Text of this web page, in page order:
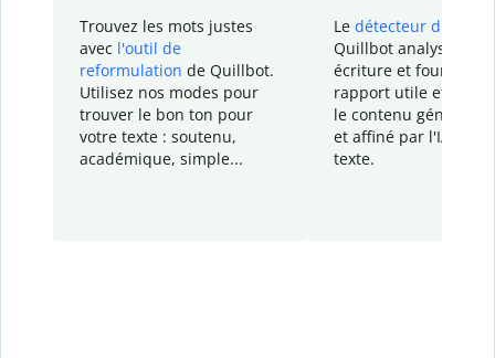
Trouvez les mots justes
avec l'outil de
reformulation de Quillbot.
Utilisez nos modes pour
trouver le bon ton pour
votre texte : soutenu,
académique, simple...
Le détecteur d'IA
Quillbot analyse votre
écriture et fournit un
rapport utile et
le contenu généré
et affiné par l'IA
texte.